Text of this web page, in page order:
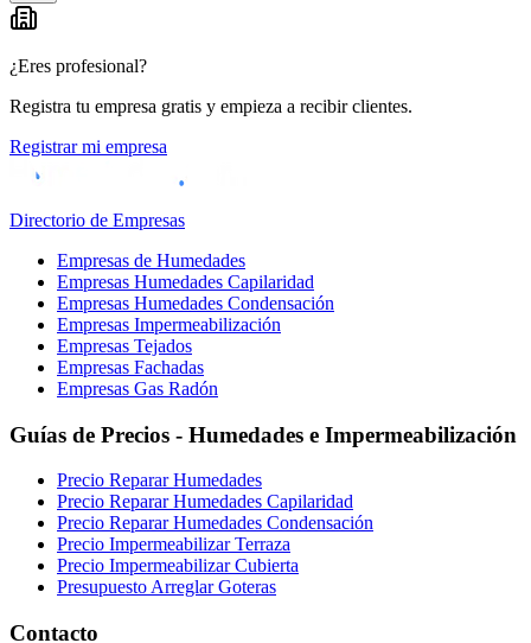
¿Eres profesional?
Registra tu empresa gratis y empieza a recibir clientes.
Registrar mi empresa
Directorio de Empresas
Empresas de Humedades
Empresas Humedades Capilaridad
Empresas Humedades Condensación
Empresas Impermeabilización
Empresas Tejados
Empresas Fachadas
Empresas Gas Radón
Guías de Precios - Humedades e Impermeabilización
Precio Reparar Humedades
Precio Reparar Humedades Capilaridad
Precio Reparar Humedades Condensación
Precio Impermeabilizar Terraza
Precio Impermeabilizar Cubierta
Presupuesto Arreglar Goteras
Contacto